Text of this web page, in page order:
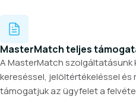
MasterMatch teljes
A MasterMatch szolgáltatásunk
kereséssel, jelöltértékeléssel
támogatjuk az ügyfelet a